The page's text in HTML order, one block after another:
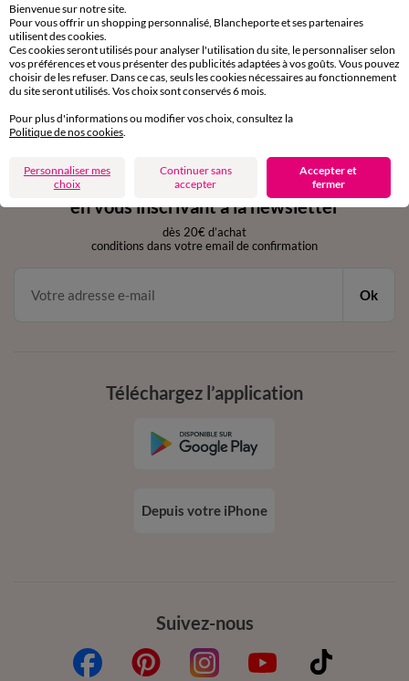
Retours gratuits
sous 30 jours avec Mondial Relay uniquement
Service clients
par chat et par téléphone
11€ Offerts
en vous inscrivant à la newsletter
dès 20€ d’achat
conditions dans votre email de confirmation
Ok
Suivez-nous
Téléchargez l’application
Depuis votre iPhone
Bienvenue sur notre site.
Pour vous offrir un shopping personnalisé, Blancheporte et ses partenaires
utilisent des cookies.
Ces cookies seront utilisés pour analyser l'utilisation du site, le personnaliser selon
vos préférences et vous présenter des publicités adaptées à vos goûts. Vous pouvez
choisir de les refuser. Dans ce cas, seuls les cookies nécessaires au fonctionnement
du site seront utilisés. Vos choix sont conservés 6 mois.
Pour plus d'informations ou modifier vos choix, consultez la
Politique de nos cookies
Personnaliser mes
choix
Continuer sans
accepter
Accepter et
fermer